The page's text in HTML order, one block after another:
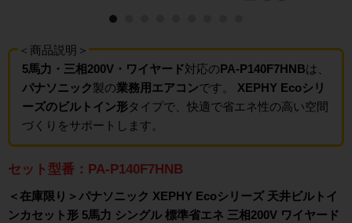
＜商品説明＞
5馬力・三相200V・ワイヤード対応のPA-P140F7HNBは、
パナソニック製の業務用エアコンです。 XEPHY Ecoシリ
ーズのビルトイン形タイプで、快適で省エネ性の高い空間
づくりをサポートします。
セット型番：PA-P140F7HNB
＜在庫限り＞パナソニック XEPHY Ecoシリーズ 天井ビルトイ
ンカセット形 5馬力 シングル 標準省エネ 三相200V ワイヤード